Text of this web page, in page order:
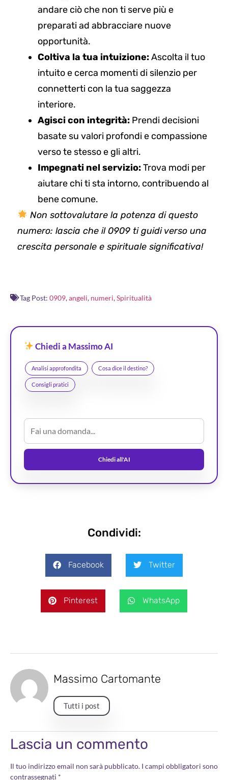
andare ciò che non ti serve più e
preparati ad abbracciare nuove
opportunità.
Coltiva la tua intuizione:Ascolta il tuo
intuito e cerca momenti di silenzio per
connetterti con la tua saggezza
interiore.
Agisci con integrità: Prendi decisioni
basate su valori profondi e compassione
verso te stesso e gli altri.
Impegnati nel servizio:Trova modi per
aiutare chi ti sta intorno, contribuendo al
bene comune.
Non sottovalutare la potenza di questo
numero: lascia che il 0909 ti guidi verso una
crescita personale e spirituale significativa!
Tag Post: 0909,angeli, numeri,Spiritualità
Chiedi a Massimo AI
Analisi approfondita Cosa dice il destino?
Consigli pratici
Chiedi all'AI
Condividi:
Facebook Twitter
Pinterest WhatsApp
Massimo Cartomante
Tutti i post
Lascia un commento
Il tuo indirizzo email non sarà pubblicato. I campi obbligatori sono
contrassegnati *